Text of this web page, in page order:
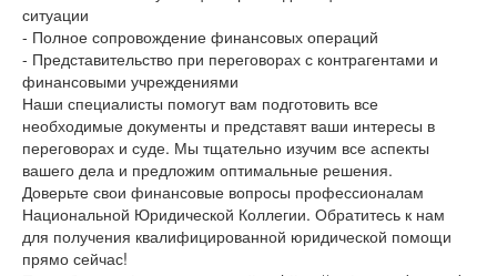
ситуации
- Полное сопровождение финансовых операций
- Представительство при переговорах с контрагентами и
финансовыми учреждениями
Наши специалисты помогут вам подготовить все
необходимые документы и представят ваши интересы в
переговорах и суде. Мы тщательно изучим все аспекты
вашего дела и предложим оптимальные решения.
Доверьте свои финансовые вопросы профессионалам
Национальной Юридической Коллегии. Обратитесь к нам
для получения квалифицированной юридической помощи
прямо сейчас!